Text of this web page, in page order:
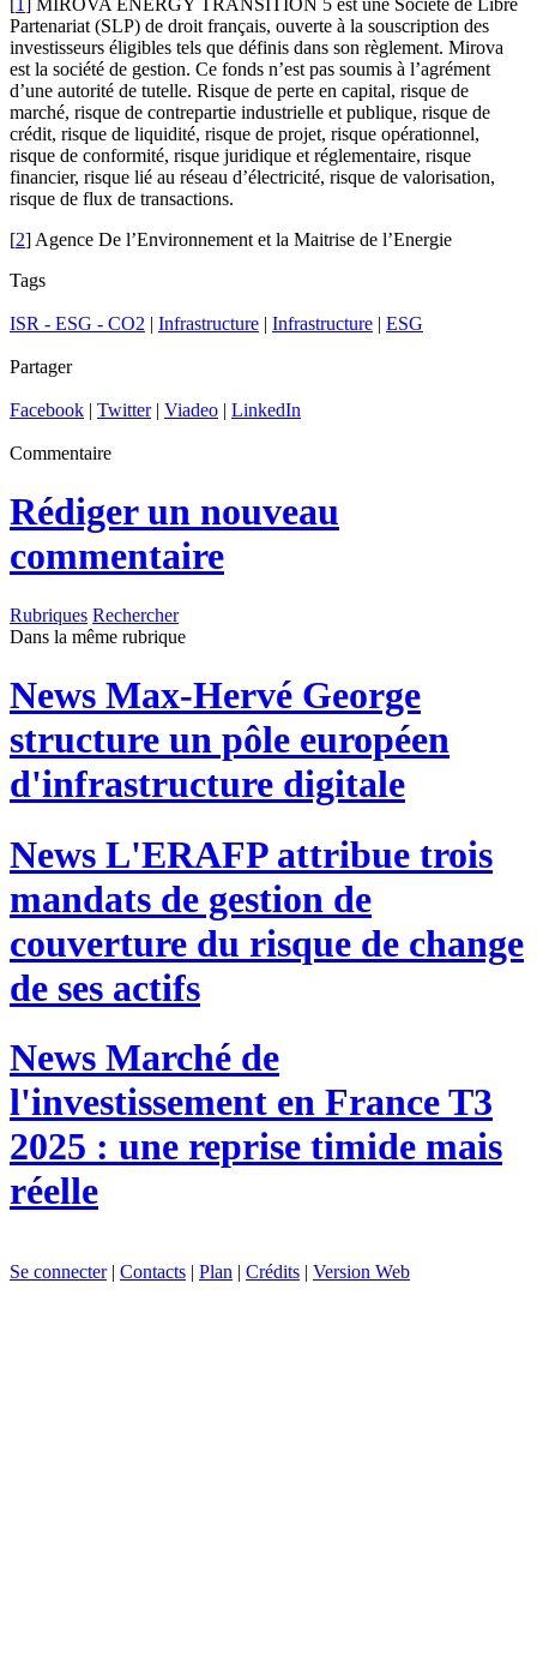
[1] MIROVA ENERGY TRANSITION 5 est une Société de Libre
Partenariat (SLP) de droit français, ouverte à la souscription des
investisseurs éligibles tels que définis dans son règlement. Mirova
est la société de gestion. Ce fonds n’est pas soumis à l’agrément
d’une autorité de tutelle. Risque de perte en capital, risque de
marché, risque de contrepartie industrielle et publique, risque de
crédit, risque de liquidité, risque de projet, risque opérationnel,
risque de conformité, risque juridique et réglementaire, risque
financier, risque lié au réseau d’électricité, risque de valorisation,
risque de flux de transactions.
[2] Agence De l’Environnement et la Maitrise de l’Energie
Tags
ISR - ESG - CO2 | Infrastructure | Infrastructure | ESG
Partager
Facebook | Twitter| Viadeo | LinkedIn
Commentaire
Rédiger un nouveau
commentaire
Rubriques Rechercher
Dans la même rubrique
News Max-Hervé George
structure un pôle européen
d'infrastructure digitale
News L'ERAFP attribue trois
mandats de gestion de
couverture du risque de change
de ses actifs
News Marché de
l'investissement en France T3
2025 : une reprise timide mais
réelle
Se connecter| Contacts | Plan | Crédits | Version Web